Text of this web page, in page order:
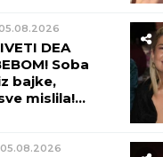
KUVATE U VODI: Ovo
pravilna priprema da
sočnost i slatkoću
05.08.2026